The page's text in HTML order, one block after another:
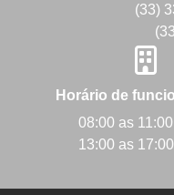
(33)
Horário de
08:00 as
13:00 as